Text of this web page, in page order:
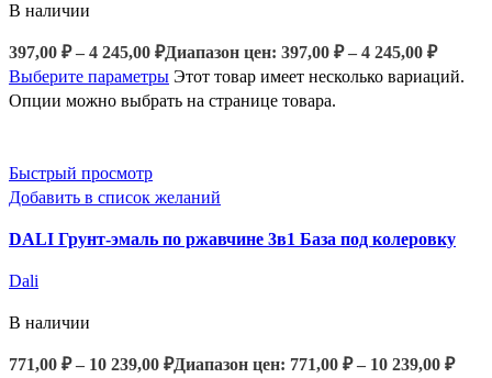
В наличии
397,00 ₽ – 4 245,00 ₽Диапазон цен: 397,00 ₽ – 4 245,00 ₽
Выберите параметры Этот товар имеет несколько вариаций.
Опции можно выбрать на странице товара.
Быстрый просмотр
Добавить в список желаний
DALI Грунт-эмаль по ржавчине 3в1 База под колеровку
Dali
В наличии
771,00 ₽ – 10 239,00 ₽Диапазон цен: 771,00 ₽ – 10 239,00 ₽